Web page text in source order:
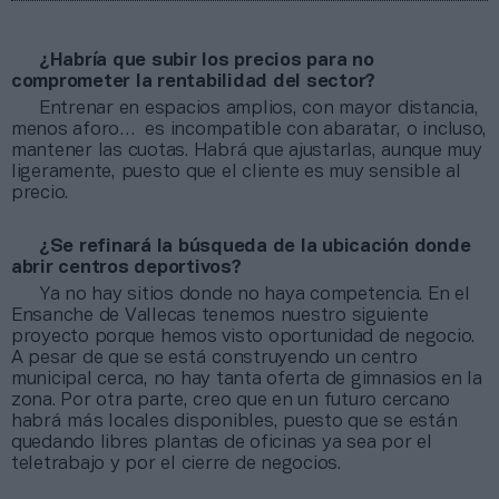
¿Habría que subir los precios para no
comprometer la rentabilidad del sector?
Entrenar en espacios amplios, con mayor distancia,
menos aforo… es incompatible con abaratar, o incluso,
mantener las cuotas. Habrá que ajustarlas, aunque muy
ligeramente, puesto que el cliente es muy sensible al
precio.
¿Se refinará la búsqueda de la ubicación donde
abrir centros deportivos?
Ya no hay sitios donde no haya competencia. En el
Ensanche de Vallecas tenemos nuestro siguiente
proyecto porque hemos visto oportunidad de negocio.
A pesar de que se está construyendo un centro
municipal cerca, no hay tanta oferta de gimnasios en la
zona. Por otra parte, creo que en un futuro cercano
habrá más locales disponibles, puesto que se están
quedando libres plantas de oficinas ya sea por el
teletrabajo y por el cierre de negocios.